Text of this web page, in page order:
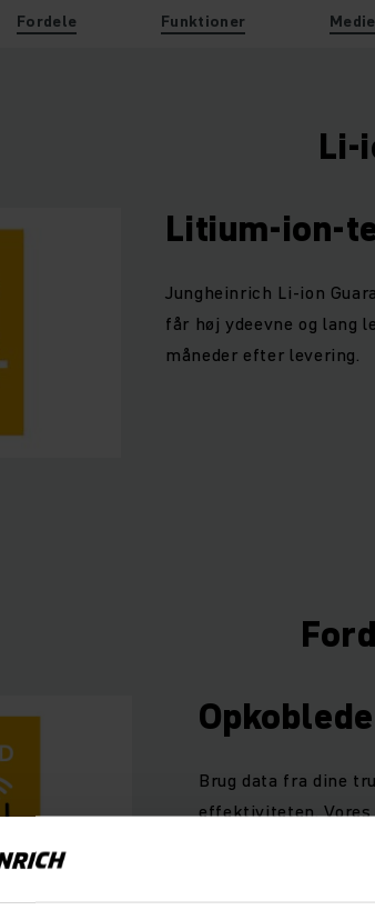
Fordele Funktioner
Li-
Litium-ion-
Jungheinrich Li-ion
får høj ydeevne og
måneder efter levering.
Brug data fra dine
effektiviteten.